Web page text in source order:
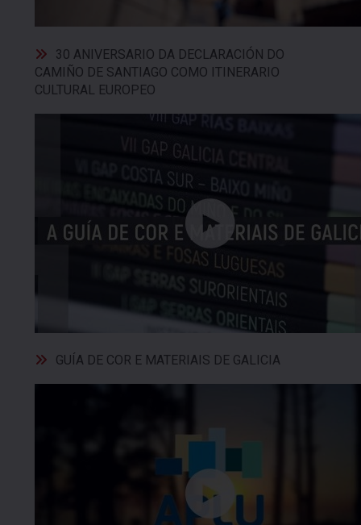
30 ANIVERSARIO DA DECLARACIÓN DO
CAMIÑO DE SANTIAGO COMO ITINERARIO
CULTURAL EUROPEO
GUÍA DE COR E MATERIAIS DE GALICIA